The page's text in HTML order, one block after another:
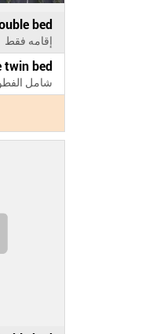
bed
إقامه فقط
الدفع
الفندق
twin bed
شامل
الدفع
الفندق